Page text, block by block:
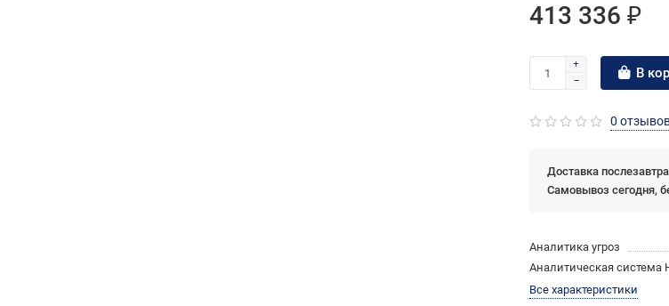
413 336 ₽
В
0
Доставка
Самовывоз сегодня,
Аналитика угроз
Аналитическая система
Все характеристики